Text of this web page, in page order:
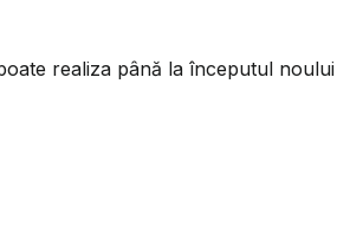
realiza până la începutul noului